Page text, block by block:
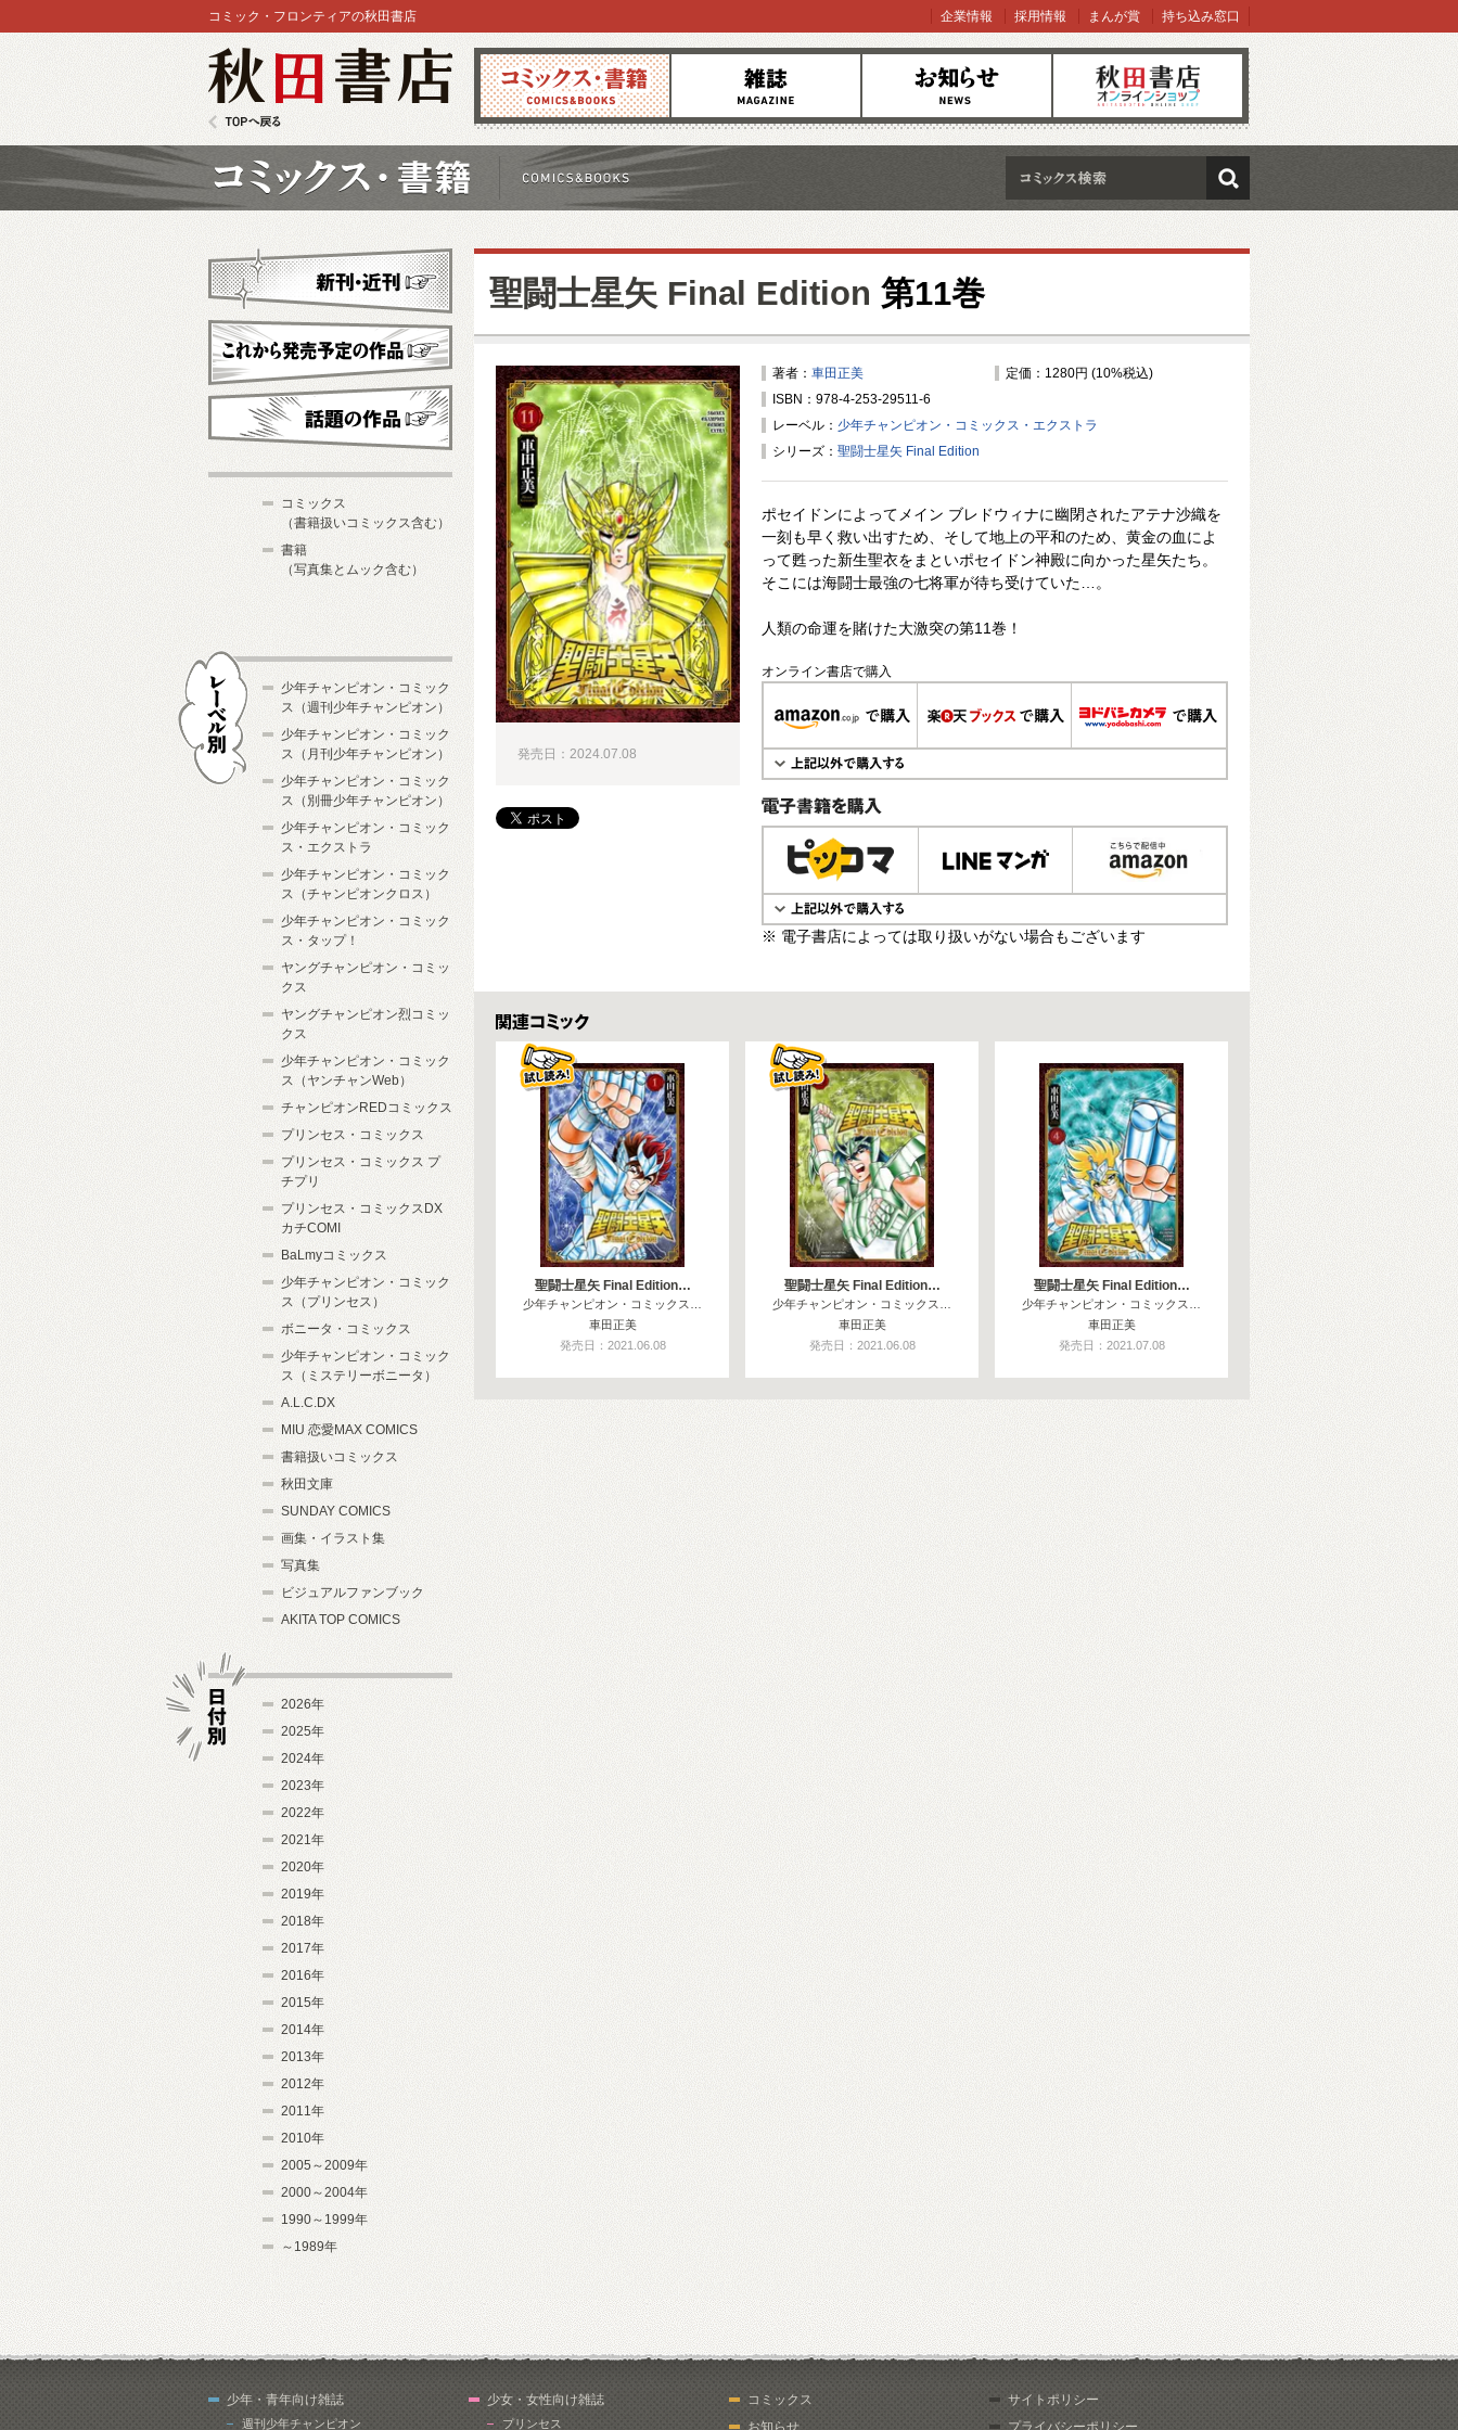
コミックス 雑誌 お知らせ オンラインショップ
コミック・フロンティアの秋田書店 企業情報 採用情報 まんが賞 持ち込み窓口
検索
聖闘士星矢 Final Edition 第11巻
著者： 車田正美
定価：1280円 (10%税込)
ISBN：978-4-253-29511-6
レーベル： 少年チャンピオン・コミックス・エクストラ
シリーズ： 聖闘士星矢 Final Edition
ポセイドンによってメイン ブレドウィナに幽閉されたアテナ沙織を
一刻も早く救い出すため、そして地上の平和のため、黄金の血によ
って甦った新生聖衣をまといポセイドン神殿に向かった星矢たち。
そこには海闘士最強の七将軍が待ち受けていた…。
人類の命運を賭けた大激突の第11巻！
オンライン書店で購入
電子書籍で購入
※ 電子書店によっては取り扱いがない場合もございます
発売日：2024.07.08
関連コミックス
聖闘士星矢 Final Edition…
少年チャンピオン・コミックス…
車田正美
発売日：2021.06.08
聖闘士星矢 Final Edition…
少年チャンピオン・コミックス…
車田正美
発売日：2021.06.08
聖闘士星矢 Final Edition…
少年チャンピオン・コミックス…
車田正美
発売日：2021.07.08
新刊・近刊
これから発売予定
コミックス
（書籍扱いコミックス含む）
書籍
（写真集とムック含む）
少年チャンピオン・コミック
ス（週刊少年チャンピオン）
少年チャンピオン・コミック
ス（月刊少年チャンピオン）
少年チャンピオン・コミック
ス（別冊少年チャンピオン）
少年チャンピオン・コミック
ス・エクストラ
少年チャンピオン・コミック
ス（チャンピオンクロス）
少年チャンピオン・コミック
ス・タップ！
ヤングチャンピオン・コミッ
クス
ヤングチャンピオン烈コミッ
クス
少年チャンピオン・コミック
ス（ヤンチャンWeb）
チャンピオンREDコミックス
プリンセス・コミックス
プリンセス・コミックス プ
チプリ
プリンセス・コミックスDX
カチCOMI
BaLmyコミックス
少年チャンピオン・コミック
ス（プリンセス）
ボニータ・コミックス
少年チャンピオン・コミック
ス（ミステリーボニータ）
A.L.C.DX
MIU 恋愛MAX COMICS
書籍扱いコミックス
秋田文庫
SUNDAY COMICS
画集・イラスト集
写真集
ビジュアルファンブック
AKITA TOP COMICS
2026年
2025年
2024年
2023年
2022年
2021年
2020年
2019年
2018年
2017年
2016年
2015年
2014年
2013年
2012年
2011年
2010年
2005～2009年
2000～2004年
1990～1999年
～1989年
少年・青年向け雑誌
週刊少年チャンピオン
少女・女性向け雑誌
プリンセス
コミックス
お知らせ
サイトポリシー
プライバシーポリシー